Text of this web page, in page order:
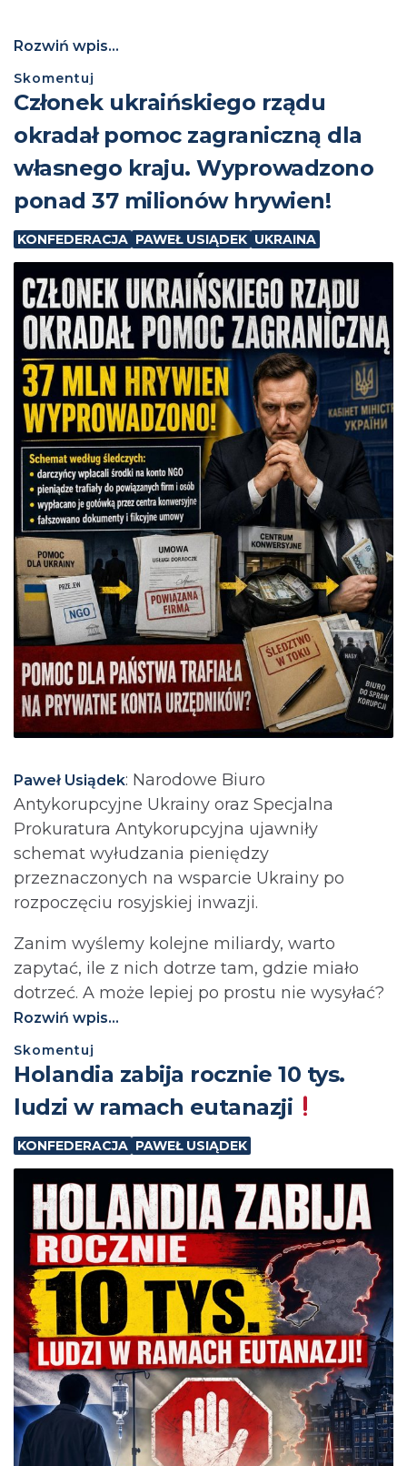
Rozwiń wpis...
Skomentuj
Członek ukraińskiego rządu
okradał pomoc zagraniczną dla
własnego kraju. Wyprowadzono
ponad 37 milionów hrywien!
KONFEDERACJA PAWEŁ USIĄDEK UKRAINA
Paweł Usiądek: Narodowe Biuro
Antykorupcyjne Ukrainy oraz Specjalna
Prokuratura Antykorupcyjna ujawniły
schemat wyłudzania pieniędzy
przeznaczonych na wsparcie Ukrainy po
rozpoczęciu rosyjskiej inwazji.
Zanim wyślemy kolejne miliardy, warto
zapytać, ile z nich dotrze tam, gdzie miało
dotrzeć. A może lepiej po prostu nie wysyłać?⁩
Rozwiń wpis...
Skomentuj
Holandia zabija rocznie 10 tys.
ludzi w ramach eutanazji
KONFEDERACJA PAWEŁ USIĄDEK